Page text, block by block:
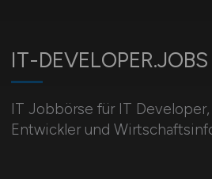
IT-DEVELOPER.JOBS
IT Jobbörse für IT
Entwickler und